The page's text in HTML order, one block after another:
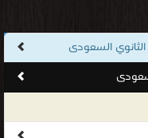
السعودى